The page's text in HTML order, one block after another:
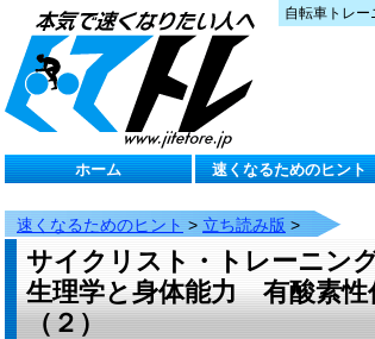
自転車トレー
ホーム 速くなるためのヒント
速くなるためのヒント > 立ち読み版 >
サイクリスト・トレーニン
生理学と身体能力 有酸素
（２）